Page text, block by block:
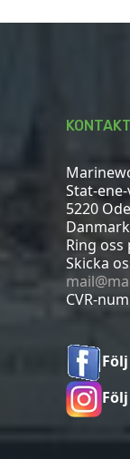
Stat-
5220
Danmark
Ring
Skicka
CVR-